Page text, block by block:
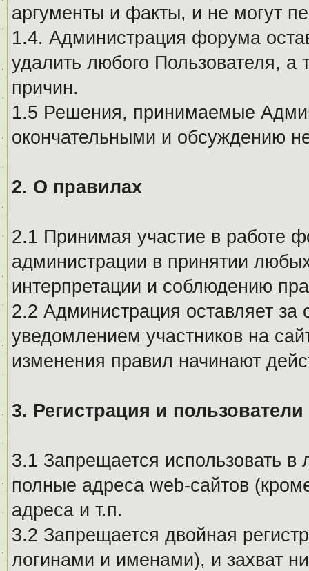
аргументы и факты, и не могут
1.4. Администрация форума
удалить любого Пользователя, а
причин.
1.5 Решения, принимаемые
окончательными и обсуждению
2. О правилах
2.1 Принимая участие в работе
администрации в принятии
интерпретации и соблюдению
2.2 Администрация оставляет
уведомлением участников на
изменения правил начинают
3. Регистрация и пользователи
3.1 Запрещается использовать
полные адреса web-сайтов
адреса и т.п.
3.2 Запрещается двойная
логинами и именами), и захват